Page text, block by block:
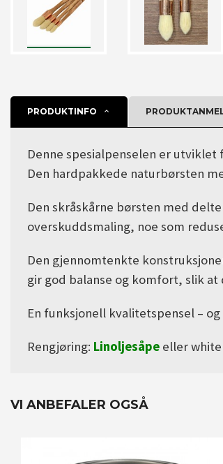
PRODUKTINFO
Denne spesialpenselen er
Den hardpakkede naturbørsten
Den skråskårne børsten med
overskuddsmaling, noe som
Den gjennomtenkte
gir god balanse og komfort, slik
En funksjonell kvalitets­pensel –
Rengjøring: Linoljesåpe eller
VI ANBEFALER OGSÅ